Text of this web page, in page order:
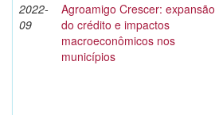
2022-
09
Agroamigo Crescer: expansão
do crédito e impactos
macroeconômicos nos
municípios